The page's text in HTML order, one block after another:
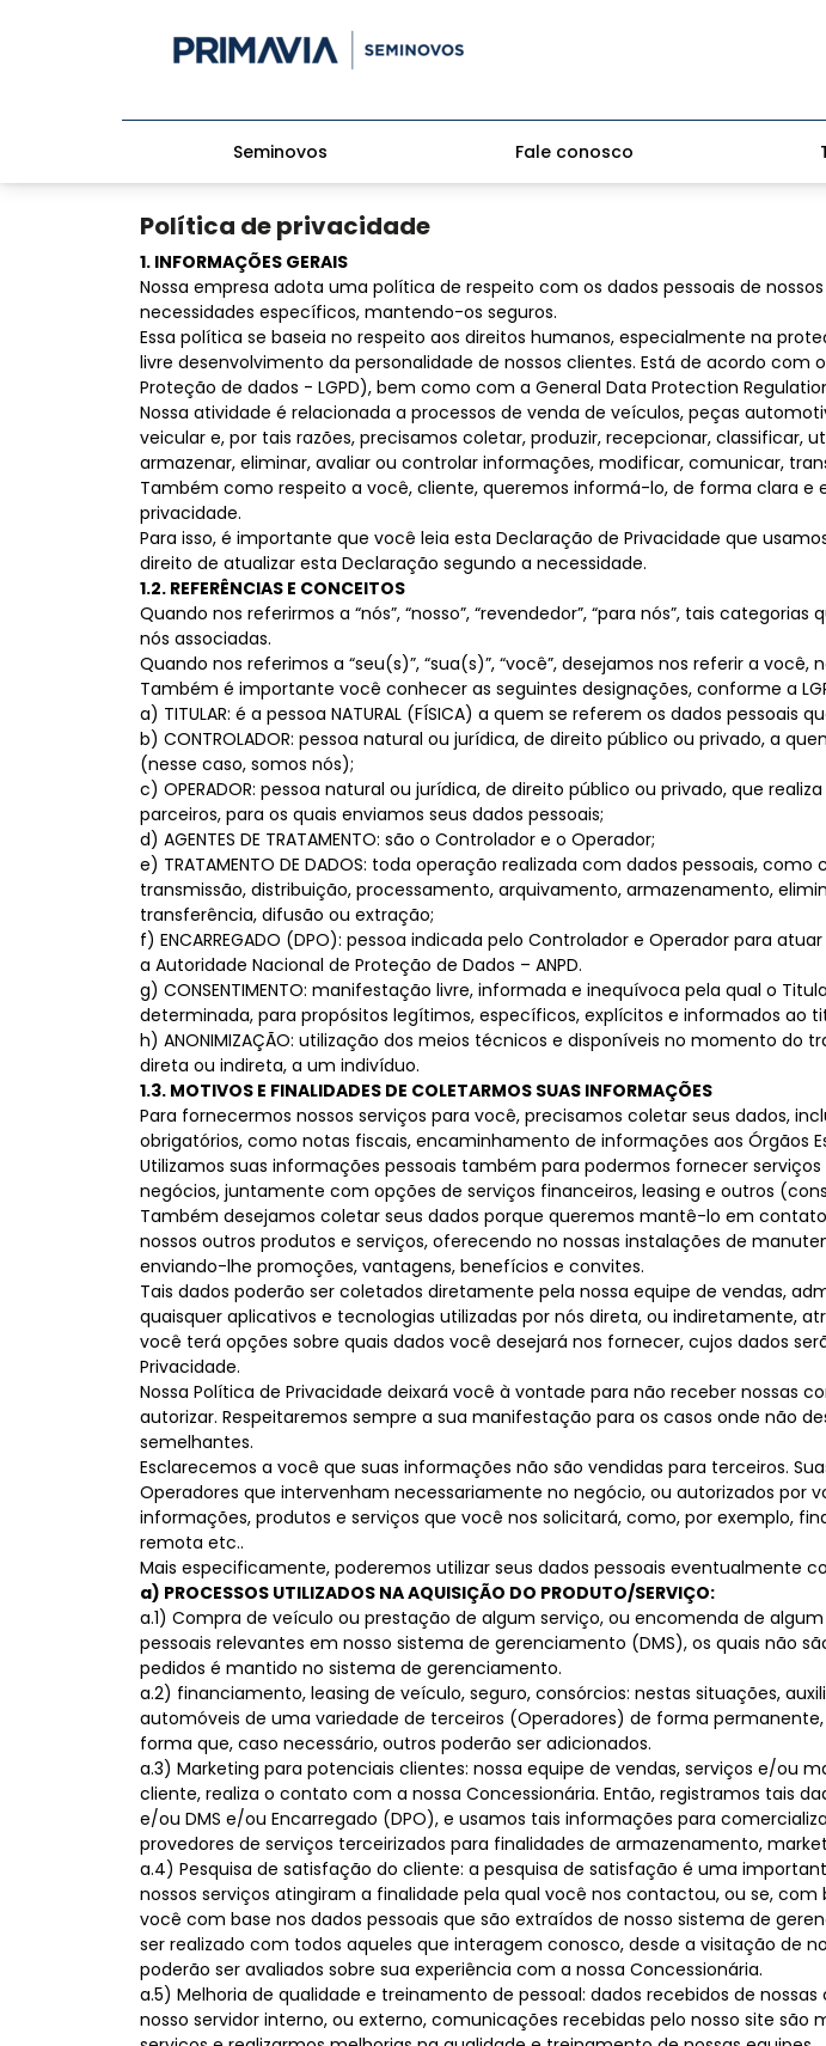
Seminovos Fale conosco
Política de privacidade
1. INFORMAÇÕES GERAIS
Nossa empresa adota uma política de respeito com os dados pessoais de
necessidades específicos, mantendo-os seguros.
Essa política se baseia no respeito aos direitos humanos, especialmente na
livre desenvolvimento da personalidade de nossos clientes. Está de acordo com
Proteção de dados - LGPD), bem como com a General Data Protection Regulation
Nossa atividade é relacionada a processos de venda de veículos, peças
veicular e, por tais razões, precisamos coletar, produzir, recepcionar, classificar,
armazenar, eliminar, avaliar ou controlar informações, modificar, comunicar,
Também como respeito a você, cliente, queremos informá-lo, de forma clara e
privacidade.
Para isso, é importante que você leia esta Declaração de Privacidade que
direito de atualizar esta Declaração segundo a necessidade.
1.2. REFERÊNCIAS E CONCEITOS
Quando nos referirmos a “nós”, “nosso”, “revendedor”, “para nós”, tais
nós associadas.
Quando nos referimos a “seu(s)”, “sua(s)”, “você”, desejamos nos referir a
Também é importante você conhecer as seguintes designações, conforme a
a) TITULAR: é a pessoa NATURAL (FÍSICA) a quem se referem os dados pessoais
b) CONTROLADOR: pessoa natural ou jurídica, de direito público ou privado, a
(nesse caso, somos nós);
c) OPERADOR: pessoa natural ou jurídica, de direito público ou privado, que
parceiros, para os quais enviamos seus dados pessoais;
d) AGENTES DE TRATAMENTO: são o Controlador e o Operador;
e) TRATAMENTO DE DADOS: toda operação realizada com dados pessoais,
transmissão, distribuição, processamento, arquivamento, armazenamento,
transferência, difusão ou extração;
f) ENCARREGADO (DPO): pessoa indicada pelo Controlador e Operador para
a Autoridade Nacional de Proteção de Dados – ANPD.
g) CONSENTIMENTO: manifestação livre, informada e inequívoca pela qual o
determinada, para propósitos legítimos, específicos, explícitos e informados ao
h) ANONIMIZAÇÃO: utilização dos meios técnicos e disponíveis no momento
direta ou indireta, a um indivíduo.
1.3. MOTIVOS E FINALIDADES DE COLETARMOS SUAS INFORMAÇÕES
Para fornecermos nossos serviços para você, precisamos coletar seus dados,
obrigatórios, como notas fiscais, encaminhamento de informações aos Órgãos
Utilizamos suas informações pessoais também para podermos fornecer
negócios, juntamente com opções de serviços financeiros, leasing e outros
Também desejamos coletar seus dados porque queremos mantê-lo em
nossos outros produtos e serviços, oferecendo no nossas instalações de
enviando-lhe promoções, vantagens, benefícios e convites.
Tais dados poderão ser coletados diretamente pela nossa equipe de vendas,
quaisquer aplicativos e tecnologias utilizadas por nós direta, ou indiretamente,
você terá opções sobre quais dados você desejará nos fornecer, cujos dados
Privacidade.
Nossa Política de Privacidade deixará você à vontade para não receber nossas
autorizar. Respeitaremos sempre a sua manifestação para os casos onde não
semelhantes.
Esclarecemos a você que suas informações não são vendidas para terceiros.
Operadores que intervenham necessariamente no negócio, ou autorizados por
informações, produtos e serviços que você nos solicitará, como, por exemplo,
remota etc..
Mais especificamente, poderemos utilizar seus dados pessoais eventualmente
a) PROCESSOS UTILIZADOS NA AQUISIÇÃO DO PRODUTO/SERVIÇO:
a.1) Compra de veículo ou prestação de algum serviço, ou encomenda de
pessoais relevantes em nosso sistema de gerenciamento (DMS), os quais não
pedidos é mantido no sistema de gerenciamento.
a.2) financiamento, leasing de veículo, seguro, consórcios: nestas situações,
automóveis de uma variedade de terceiros (Operadores) de forma
forma que, caso necessário, outros poderão ser adicionados.
a.3) Marketing para potenciais clientes: nossa equipe de vendas, serviços e/
cliente, realiza o contato com a nossa Concessionária. Então, registramos tais
e/ou DMS e/ou Encarregado (DPO), e usamos tais informações para
provedores de serviços terceirizados para finalidades de armazenamento,
a.4) Pesquisa de satisfação do cliente: a pesquisa de satisfação é uma
nossos serviços atingiram a finalidade pela qual você nos contactou, ou se,
você com base nos dados pessoais que são extraídos de nosso sistema de
ser realizado com todos aqueles que interagem conosco, desde a visitação de
poderão ser avaliados sobre sua experiência com a nossa Concessionária.
a.5) Melhoria de qualidade e treinamento de pessoal: dados recebidos de
nosso servidor interno, ou externo, comunicações recebidas pelo nosso site